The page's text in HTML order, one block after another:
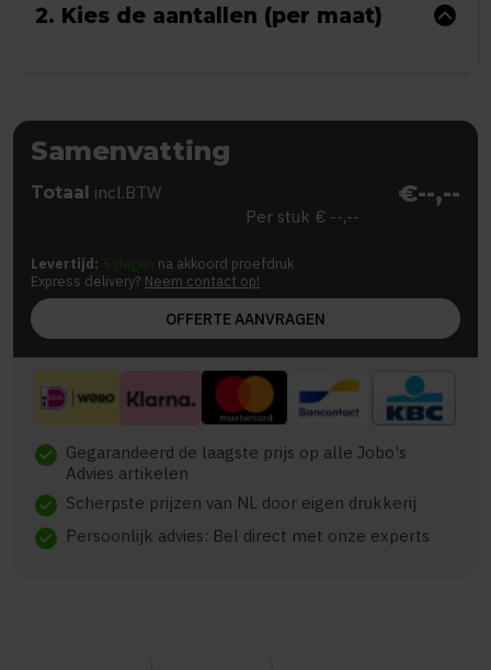
2. Kies de aantallen (per maat)
Samenvatting
Totaal incl.BTW €--,--
Per stuk € --,--
Levertijd: 5 dagen na akkoord proefdruk
Express delivery? Neem contact op!
OFFERTE AANVRAGEN
check Gegarandeerd de laagste prijs op alle Jobo's
Advies artikelen
check Scherpste prijzen van NL door eigen drukkerij
check Persoonlijk advies: Bel direct met onze experts